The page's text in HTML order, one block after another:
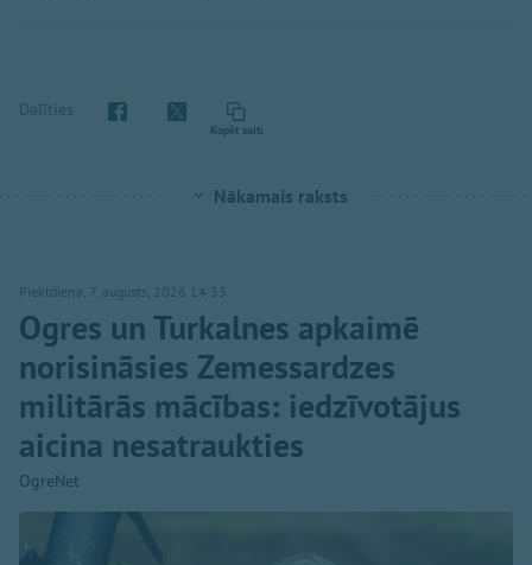
Dalīties
Kopēt saiti
Nākamais raksts
Piektdiena, 7. augusts, 2026 14:33
Ogres un Turkalnes apkaimē
norisināsies Zemessardzes
militārās mācības: iedzīvotājus
aicina nesatraukties
OgreNet